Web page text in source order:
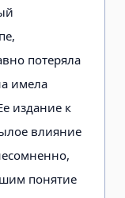
потеряла
имела
издание к
влияние
понятие